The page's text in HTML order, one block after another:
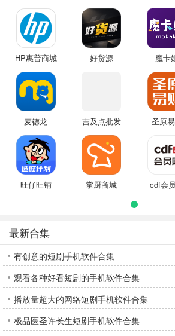
HP惠普商城 好货源 魔卡
麦德龙 吉及点批发 圣原
旺仔旺铺 掌厨商城 cdf会
最新合集
有创意的短剧手机软件合集
观看各种好看短剧的手机软件合集
播放量超大的网络短剧手机软件合集
极品医圣许长生短剧手机软件合集